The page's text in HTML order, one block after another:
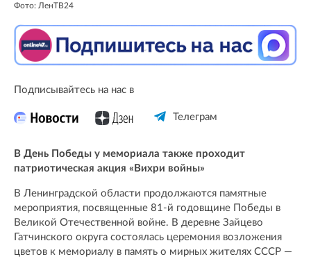
Фото: ЛенТВ24
Подписывайтесь на нас в
Телеграм
В День Победы у мемориала также проходит
патриотическая акция «Вихри войны»
В Ленинградской области продолжаются памятные
мероприятия, посвященные 81-й годовщине Победы в
Великой Отечественной войне. В деревне Зайцево
Гатчинского округа состоялась церемония возложения
цветов к мемориалу в память о мирных жителях СССР —